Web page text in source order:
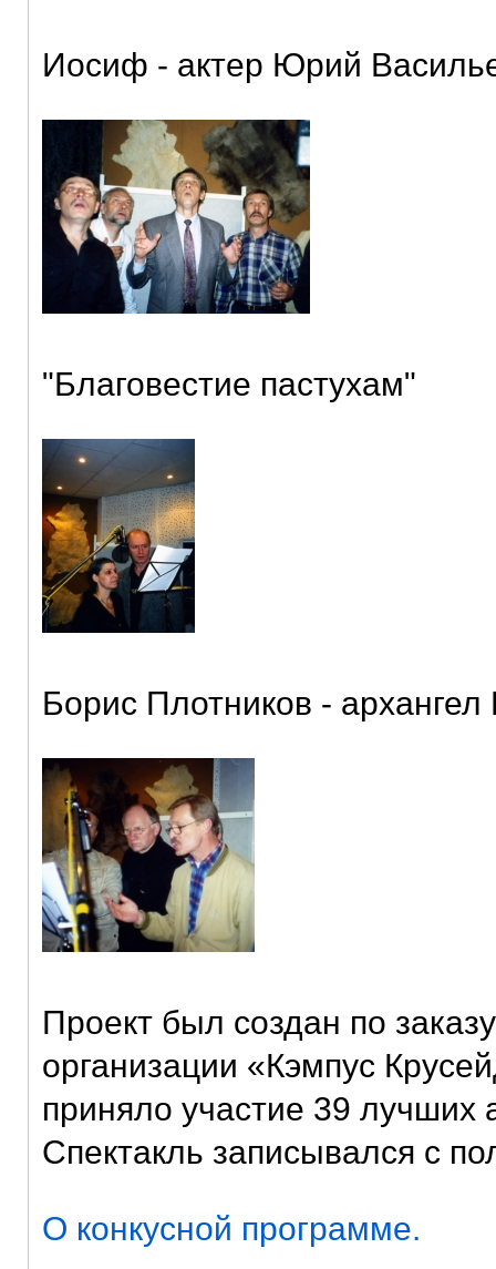
Иосиф - актер Юрий
"Благовестие пастухам"
Борис Плотников - архангел
Проект был создан по
организации «Кэмпус
приняло участие 39 лучших
Спектакль записывался с
О конкусной программе.